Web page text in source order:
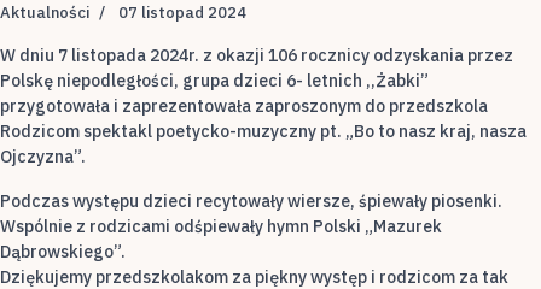
Aktualności 07 listopad 2024
W dniu 7 listopada 2024r. z okazji 106 rocznicy odzyskania przez
Polskę niepodległości, grupa dzieci 6- letnich ,,Żabki”
przygotowała i zaprezentowała zaproszonym do przedszkola
Rodzicom spektakl poetycko-muzyczny pt. „Bo to nasz kraj, nasza
Ojczyzna”.
Podczas występu dzieci recytowały wiersze, śpiewały piosenki.
Wspólnie z rodzicami odśpiewały hymn Polski „Mazurek
Dąbrowskiego”.
Dziękujemy przedszkolakom za piękny występ i rodzicom za tak